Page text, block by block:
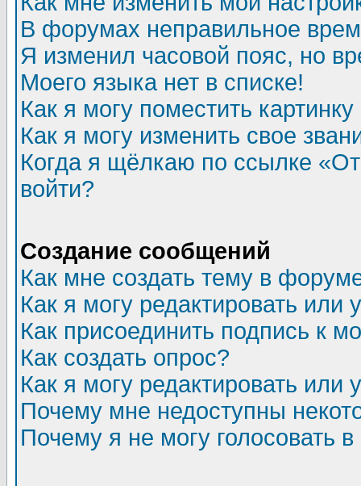
В форумах неправильное
Я изменил часовой пояс, но
Моего языка нет в списке!
Как я могу поместить
Как я могу изменить свое
Когда я щёлкаю по ссылке
войти?
Создание сообщений
Как мне создать тему в
Как я могу редактировать или
Как присоединить подпись к
Как создать опрос?
Как я могу редактировать или
Почему мне недоступны
Почему я не могу голосовать